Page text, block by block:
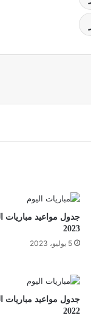
2023
5 يوليو، 2023
2022